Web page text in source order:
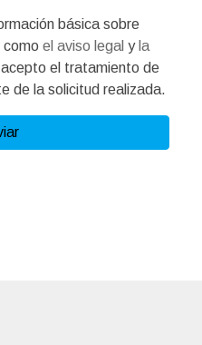
de datos asi como el aviso legal y la
el tratamiento de
de la solicitud realizada.